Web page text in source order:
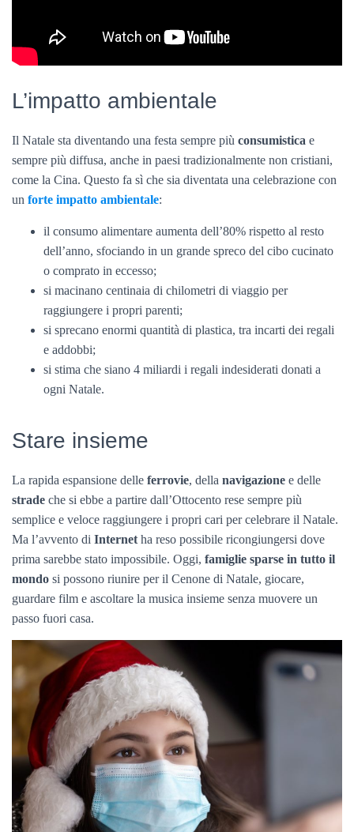
L’impatto ambientale
Il Natale sta diventando una festa sempre più consumistica e
sempre più diffusa, anche in paesi tradizionalmente non cristiani,
come la Cina. Questo fa sì che sia diventata una celebrazione con
un forte impatto ambientale:
il consumo alimentare aumenta dell’80% rispetto al resto
dell’anno, sfociando in un grande spreco del cibo cucinato
o comprato in eccesso;
si macinano centinaia di chilometri di viaggio per
raggiungere i propri parenti;
si sprecano enormi quantità di plastica, tra incarti dei regali
e addobbi;
si stima che siano 4 miliardi i regali indesiderati donati a
ogni Natale.
Stare insieme
La rapida espansione delle ferrovie, della navigazione e delle
strade che si ebbe a partire dall’Ottocento rese sempre più
semplice e veloce raggiungere i propri cari per celebrare il Natale.
Ma l’avvento di Internet ha reso possibile ricongiungersi dove
prima sarebbe stato impossibile. Oggi, famiglie sparse in tutto il
mondo si possono riunire per il Cenone di Natale, giocare,
guardare film e ascoltare la musica insieme senza muovere un
passo fuori casa.